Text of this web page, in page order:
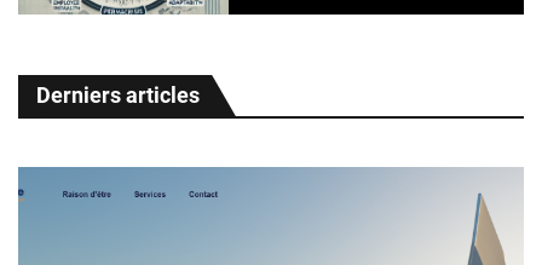
Derniers articles